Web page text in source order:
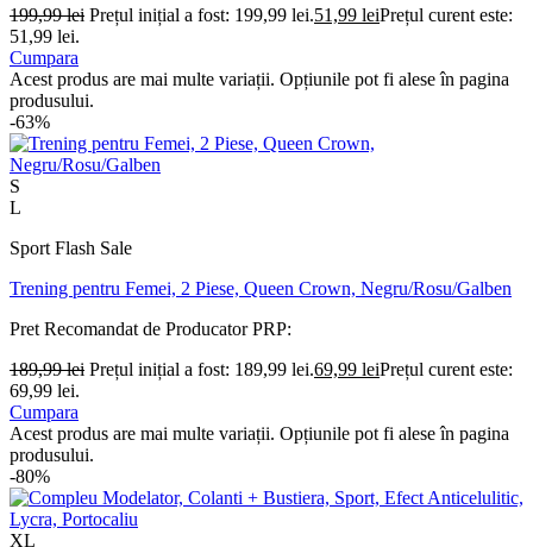
199,99lei Prețul inițial a fost: 199,99 lei.51,99 leiPrețul curent este:
51,99 lei.
Cumpara
Acest produs are mai multe variații. Opțiunile pot fi alese în pagina
produsului.
-63%
S
L
Sport Flash Sale
Trening pentru Femei, 2 Piese, Queen Crown, Negru/Rosu/Galben
Pret Recomandat de ProducatorPRP:
189,99lei Prețul inițial a fost: 189,99 lei.69,99 leiPrețul curent este:
69,99 lei.
Cumpara
Acest produs are mai multe variații. Opțiunile pot fi alese în pagina
produsului.
-80%
XL